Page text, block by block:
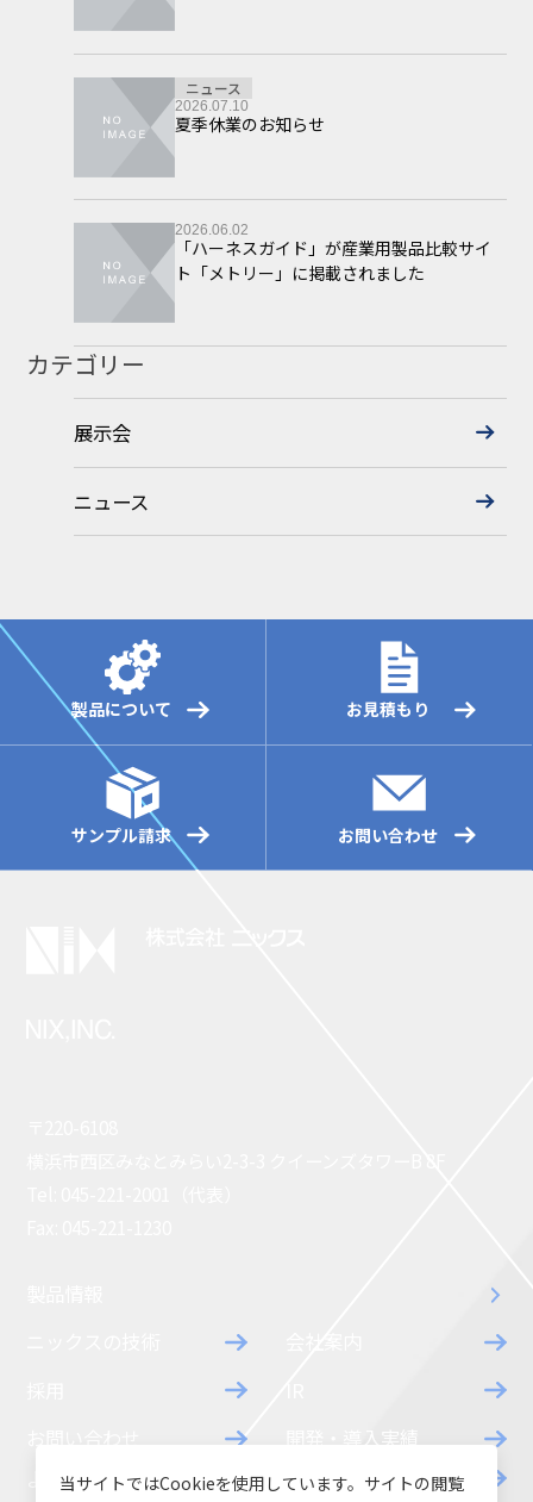
ニュース
2026.07.10
夏季休業のお知らせ
2026.06.02
「ハーネスガイド」が産業用製品比較サイ
ト「メトリー」に掲載されました
カテゴリー
展示会
ニュース
製品について お見積もり
サンプル請求 お問い合わせ
開発・導入実績
よくあるご質問
ダウンロード
当サイトではCookieを使用しています。サイトの閲覧